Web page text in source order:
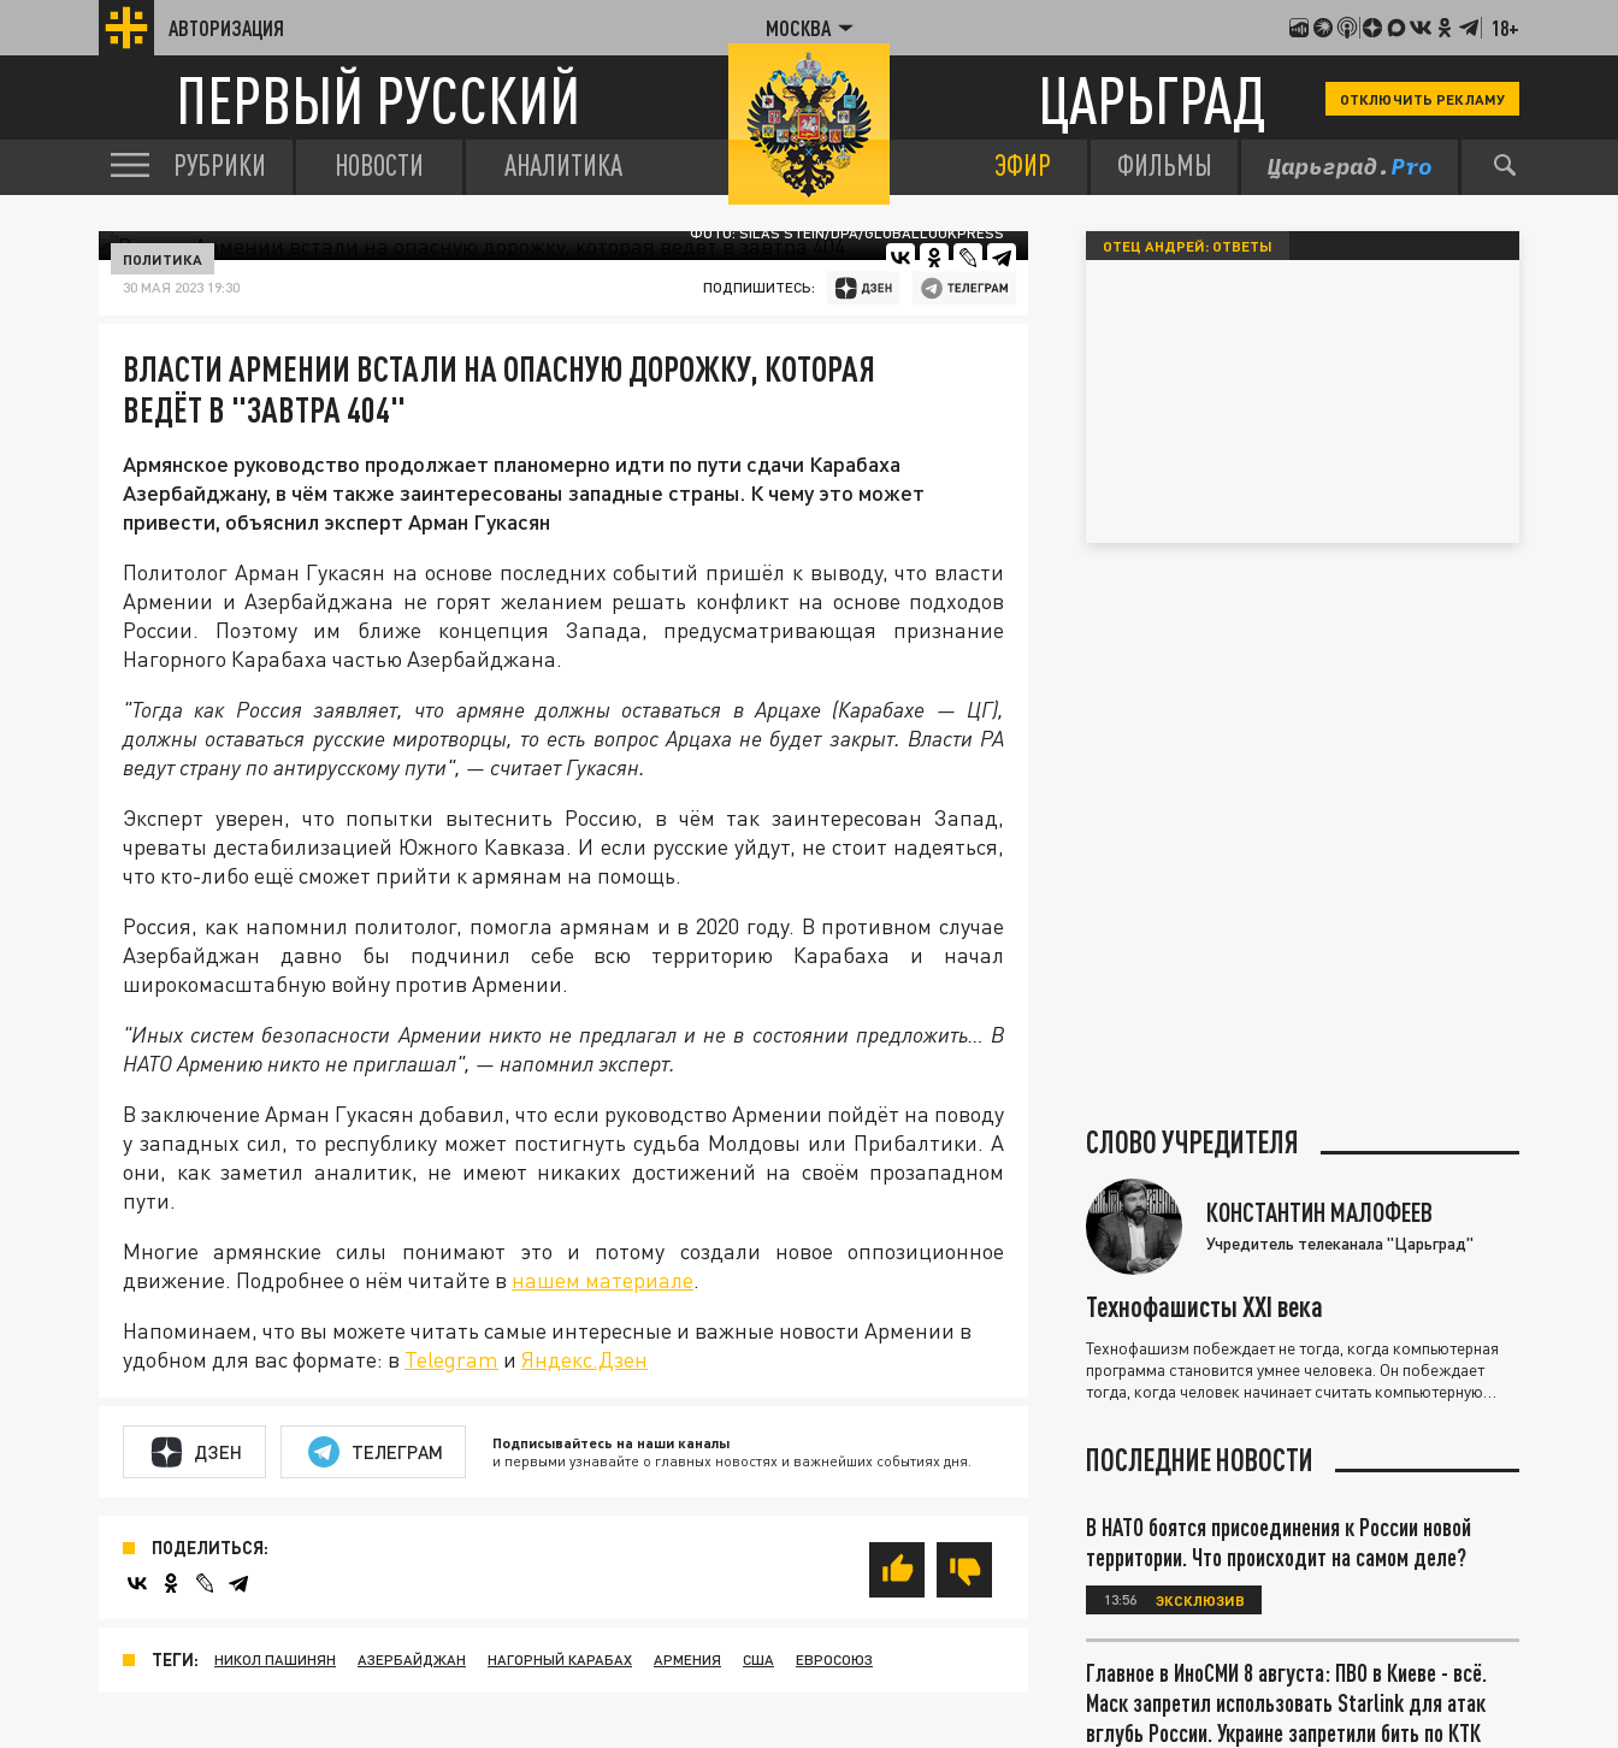
АВТОРИЗАЦИЯ МОСКВА 18+
ПЕРВЫЙ РУССКИЙ ЦАРЬГРАД ОТКЛЮЧИТЬ РЕКЛАМУ
РУБРИКИ НОВОСТИ АНАЛИТИКА ЭФИР ФИЛЬМЫ
ФОТО: SILAS STEIN/DPA/GLOBALLOOKPRESS
ПОЛИТИКА
30 МАЯ 2023 19:30 ПОДПИШИТЕСЬ:
ВЛАСТИ АРМЕНИИ ВСТАЛИ НА ОПАСНУЮ ДОРОЖКУ, КОТОРАЯ
ВЕДЁТ В "ЗАВТРА 404"
Армянское руководство продолжает планомерно идти по пути сдачи Карабаха
Азербайджану, в чём также заинтересованы западные страны. К чему это может
привести, объяснил эксперт Арман Гукасян
Политолог Арман Гукасян на основе последних событий пришёл к выводу, что власти
Армении и Азербайджана не горят желанием решать конфликт на основе подходов
России. Поэтому им ближе концепция Запада, предусматривающая признание
Нагорного Карабаха частью Азербайджана.
"Тогда как Россия заявляет, что армяне должны оставаться в Арцахе (Карабахе — ЦГ),
должны оставаться русские миротворцы, то есть вопрос Арцаха не будет закрыт. Власти РА
ведут страну по антирусскому пути", — считает Гукасян.
Эксперт уверен, что попытки вытеснить Россию, в чём так заинтересован Запад,
чреваты дестабилизацией Южного Кавказа. И если русские уйдут, не стоит надеяться,
что кто-либо ещё сможет прийти к армянам на помощь.
Россия, как напомнил политолог, помогла армянам и в 2020 году. В противном случае
Азербайджан давно бы подчинил себе всю территорию Карабаха и начал
широкомасштабную войну против Армении.
"Иных систем безопасности Армении никто не предлагал и не в состоянии предложить… В
НАТО Армению никто не приглашал", — напомнил эксперт.
В заключение Арман Гукасян добавил, что если руководство Армении пойдёт на поводу
у западных сил, то республику может постигнуть судьба Молдовы или Прибалтики. А
они, как заметил аналитик, не имеют никаких достижений на своём прозападном
пути.
Многие армянские силы понимают это и потому создали новое оппозиционное
движение. Подробнее о нём читайте в нашем материале.
Напоминаем, что вы можете читать самые интересные и важные новости Армении в
удобном для вас формате: в Telegram и Яндекс.Дзен
ДЗЕН ТЕЛЕГРАМ Подписывайтесь на наши каналы
и первыми узнавайте о главных новостях и важнейших событиях дня.
ПОДЕЛИТЬСЯ:
ТЕГИ: НИКОЛ ПАШИНЯН АЗЕРБАЙДЖАН НАГОРНЫЙ КАРАБАХ АРМЕНИЯ США ЕВРОСОЮЗ
ОТЕЦ АНДРЕЙ: ОТВЕТЫ
СЛОВО УЧРЕДИТЕЛЯ
КОНСТАНТИН МАЛОФЕЕВ
Учредитель телеканала "Царьград"
Технофашисты XXI века
Технофашизм побеждает не тогда, когда компьютерная
программа становится умнее человека. Он побеждает
тогда, когда человек начинает считать компьютерную
ПОСЛЕДНИЕ НОВОСТИ
В НАТО боятся присоединения к России новой
территории. Что происходит на самом деле?
13:56 ЭКСКЛЮЗИВ
Главное в ИноСМИ 8 августа: ПВО в Киеве - всё.
Маск запретил использовать Starlink для атак
вглубь России. Украине запретили бить по КТК